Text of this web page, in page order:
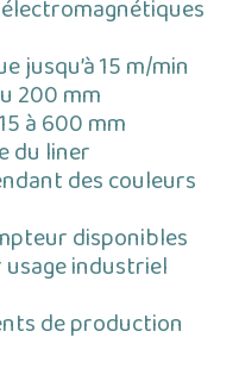
jusqu’à 15 m/min
200 mm
à 600 mm
du liner
des couleurs
disponibles
industriel
de production